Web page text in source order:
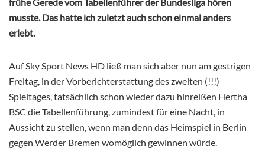
musste. Das hatte ich zuletzt auch schon einmal anders
erlebt.
Auf Sky Sport News HD ließ man sich aber nun am gestrigen
Freitag, in der Vorberichterstattung des zweiten (!!!)
Spieltages, tatsächlich schon wieder dazu hinreißen Hertha
BSC die Tabellenführung, zumindest für eine Nacht, in
Aussicht zu stellen, wenn man denn das Heimspiel in Berlin
gegen Werder Bremen womöglich gewinnen würde.